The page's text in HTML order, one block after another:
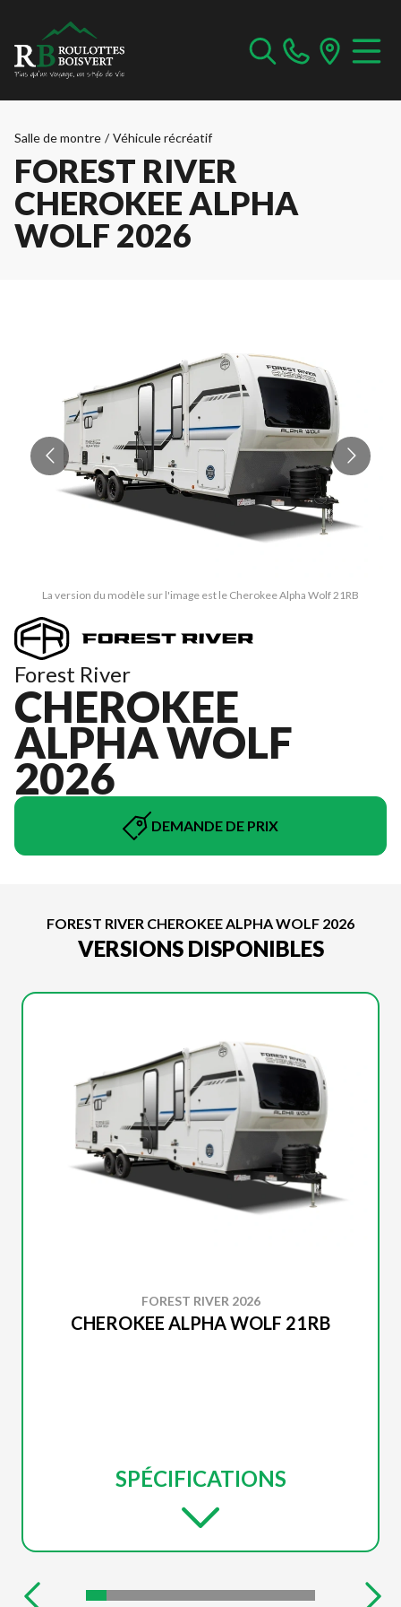
Salle de montre / Véhicule récréatif
FOREST RIVER
CHEROKEE ALPHA
WOLF 2026
La version du modèle sur l'image est le Cherokee Alpha Wolf 21RB
Forest River
CHEROKEE
ALPHA WOLF
2026
DEMANDE DE PRIX
FOREST RIVER CHEROKEE ALPHA WOLF 2026
VERSIONS DISPONIBLES
FOREST RIVER 2026
CHEROKEE ALPHA WOLF 21RB
SPÉCIFICATIONS